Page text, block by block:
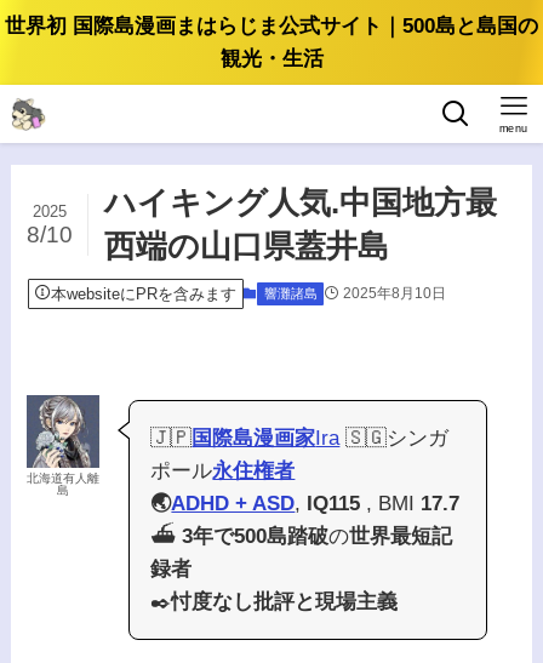
世界初 国際島漫画まはらじま公式サイト｜500島と島国の
観光・生活
menu
ハイキング人気.中国地方最
西端の山口県蓋井島
2025
8/10
本websiteにPRを含みます 響灘諸島 2025年8月10日
北海道有人離
島
🇯🇵国際島漫画家 Ira🇸🇬シンガ
ポール永住権者
🌏ADHD + ASD, IQ115 , BMI 17.7
⛴️3年で500島踏破の世界最短記
録者
✒️忖度なし批評と現場主義